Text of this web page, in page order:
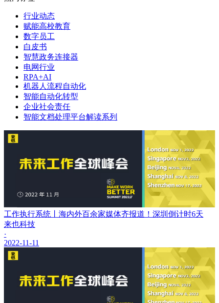
行业动态
赋能高校教育
数字员工
白皮书
智慧政务连接器
电网行业
RPA+AI
机器人流程自动化
智能自动化转型
企业社会责任
智能文档处理平台解读系列
工作执行系统丨海内外百余家媒体齐报道！深圳倒计时6天
来也科技
·
2022-11-11